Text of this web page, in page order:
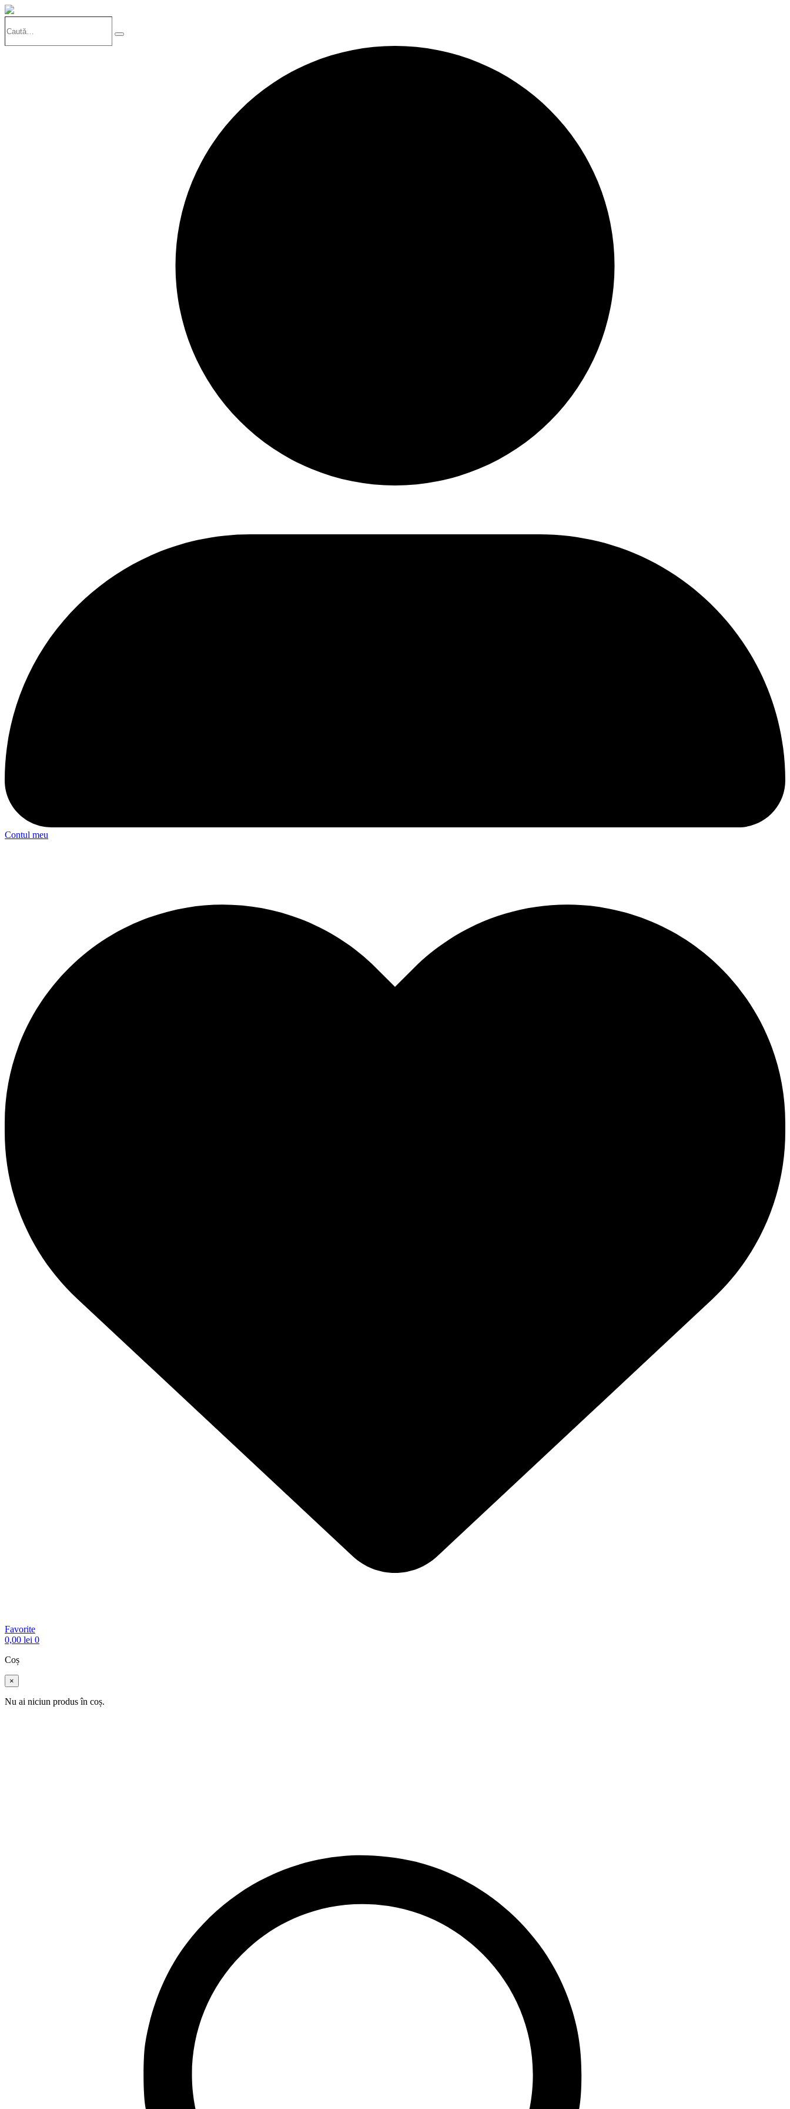
Search
Contul meu
Favorite
0,00 lei 0
Coș
×
Nu ai niciun produs în coș.